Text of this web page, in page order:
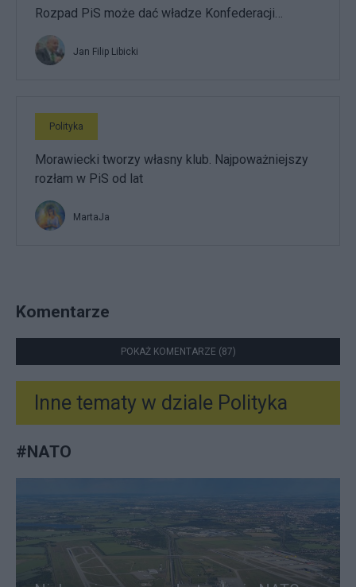
Rozpad PiS może dać władze Konfederacji…
Jan Filip Libicki
Polityka
Morawiecki tworzy własny klub. Najpoważniejszy
rozłam w PiS od lat
MartaJa
Komentarze
POKAŻ KOMENTARZE (87)
Inne tematy w dziale Polityka
#NATO